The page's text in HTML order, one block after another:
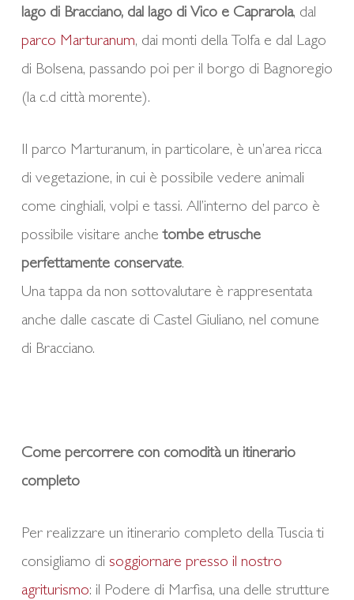
lago di Bracciano, dal lago di Vico e Caprarola, dal
parco Marturanum, dai monti della Tolfa e dal Lago
di Bolsena, passando poi per il borgo di Bagnoregio
(la c.d città morente).
Il parco Marturanum, in particolare, è un’area ricca
di vegetazione, in cui è possibile vedere animali
come cinghiali, volpi e tassi. All’interno del parco è
possibile visitare anchetombe etrusche
perfettamente conservate.
Una tappa da non sottovalutare è rappresentata
anche dalle cascate di Castel Giuliano, nel comune
di Bracciano.
Come percorrere con comodità un itinerario
completo
Per realizzare un itinerario completo della Tuscia ti
consigliamo di soggiornare presso il nostro
agriturismo: il Podere di Marfisa, una delle strutture